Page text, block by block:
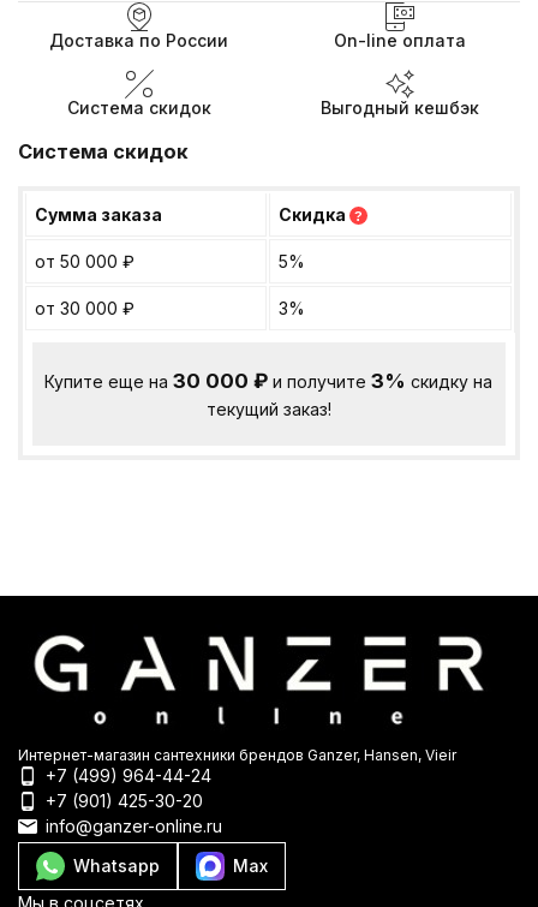
Доставка по России On-line оплата
Система скидок Выгодный кешбэк
Система скидок
Сумма заказа Скидка ?
от 50 000 ₽ 5%
от 30 000 ₽ 3%
Купите еще на30 000₽ и получите3% скидку на
текущий заказ!
Интернет-магазин сантехники брендов Ganzer, Hansen, Vieir
+7 (499) 964-44-24
+7 (901) 425-30-20
info@ganzer-online.ru
Whatsapp
Max
Мы в соцсетях